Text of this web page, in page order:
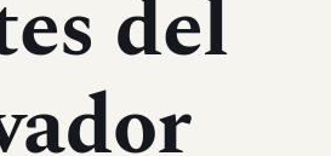
del